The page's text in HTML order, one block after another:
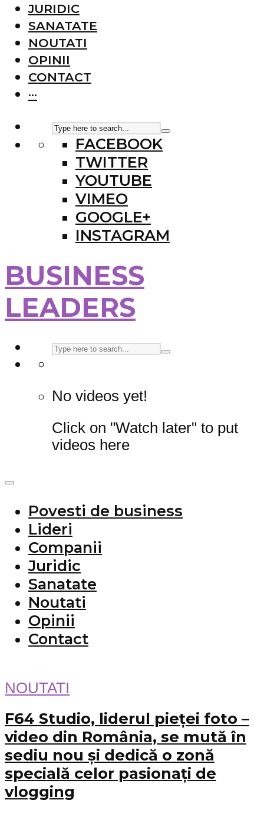
JURIDIC
SANATATE
NOUTATI
OPINII
CONTACT
···
FACEBOOK
TWITTER
YOUTUBE
VIMEO
GOOGLE+
INSTAGRAM
BUSINESS
LEADERS
No videos yet!
Click on "Watch later" to put
videos here
Povesti de business
Lideri
Companii
Juridic
Sanatate
Noutati
Opinii
Contact
NOUTATI
F64 Studio, liderul pieței foto –
video din România, se mută în
sediu nou și dedică o zonă
specială celor pasionați de
vlogging